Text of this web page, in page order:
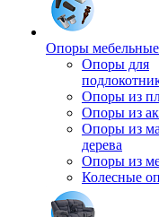
Опоры мебельные
Опоры для
Опоры из
Опоры из
Опоры из
дерева
Опоры из
Колесные